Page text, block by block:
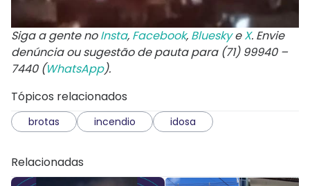
Siga a gente noInsta, Facebook, BlueskyeX. Envie
denúncia ou sugestão de pauta para (71) 99940 –
7440 (WhatsApp).
Tópicos relacionados
brotas incendio idosa
Relacionadas